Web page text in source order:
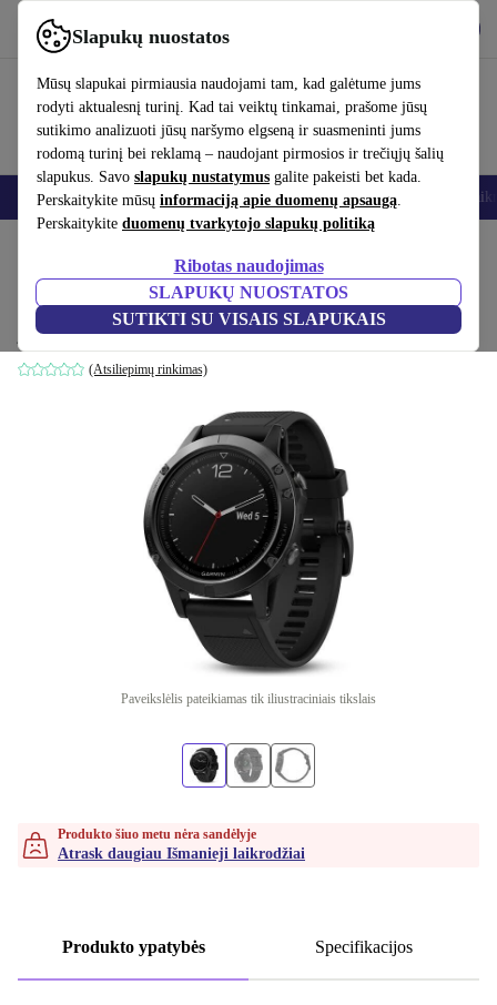
Slapukų nuostatos
Mūsų slapukai pirmiausia naudojami tam, kad galėtume jums
rodyti aktualesnį turinį. Kad tai veiktų tinkamai, prašome jūsų
sutikimo analizuoti jūsų naršymo elgseną ir suasmeninti jums
rodomą turinį bei reklamą – naudojant pirmosios ir trečiųjų šalių
slapukus. Savo slapukų nustatymus galite pakeisti bet kada.
Perskaitykite mūsų informaciją apie duomenų apsaugą.
Perskaitykite duomenų tvarkytojo slapukų politiką
Ribotas naudojimas
SLAPUKŲ NUOSTATOS
SUTIKTI SU VISAIS SLAPUKAIS
Naudok refurbed greitai ir paprastai
Išmanieji telefonai Nešiojamieji kompiuteriai Planšetės Išmanieji
Garmin Fenix 5 (2017)
juodas
(Atsiliepimų rinkimas)
Paveikslėlis pateikiamas tik iliustraciniais tikslais
Produkto šiuo metu nėra sandėlyje
Atrask daugiau Išmanieji laikrodžiai
Produkto ypatybės Specifikacijos